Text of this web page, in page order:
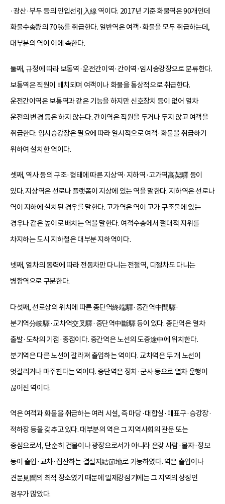
·광산·부두 등의 인입선引入線 역이다. 2017년 기준 화물역은 90개인데
화물수송량의 70％를 취급한다. 일반역은 여객·화물을 모두 취급하는데,
대부분의 역이 이에 속한다.
둘째, 규정에 따라 보통역·운전간이역·간이역·임시승강장으로 분류한다.
보통역은 직원이 배치되며 여객이나 화물을 통상적으로 취급한다.
운전간이역은 보통역과 같은 기능을 하지만 신호장치 등이 없어 열차
운전의 변경 등은 하지 않는다. 간이역은 직원을 두거나 두지 않고 여객을
취급한다. 임시승강장은 필요에 따라 일시적으로 여객·화물을 취급하기
위하여 설치한 역이다.
셋째, 역사 등의 구조·형태에 따른 지상역·지하역·고가역高架驛 등이
있다. 지상역은 선로나 플랫폼이 지상에 있는 역을 말한다. 지하역은 선로나
역이 지하에 설치된 경우를 말한다. 고가역은 역이 고가 구조물에 있는
경우나 같은 높이로 배치는 역을 말한다. 여객수송에서 절대적 지위를
차지하는 도시 지하철은 대부분 지하역이다.
넷째, 열차의 동력에 따라 전동차만 다니는 전철역, 디젤차도 다니는
병합역으로 구분한다.
다섯째, 선로상의 위치에 따른 종단역終端驛·중간역中間驛·
분기역分岐驛·교차역交叉驛·중단역中斷驛 등이 있다. 종단역은 열차
출발·도착의 기점·종점이다. 중간역은 노선의 도중途中에 위치한다.
분기역은 다른 노선이 갈라져 출입하는 역이다. 교차역은 두 개 노선이
엇갈리거나 마주친다는 역이다. 중단역은 정치·군사 등으로 열차 운행이
끊어진 역이다.
역은 여객과 화물을 취급하는 여러 시설, 즉 마당·대합실·매표구·승강장·
적하장 등을 갖추고 있다. 대부분의 역은 그 지역사회의 관문 또는
중심으로서, 단순히 건물이나 광장으로서가 아니라 온갖 사람·물자·정보
등이 출입·교차·집산하는 결절지結節地로 기능하였다. 역은 출입이나
견문見聞의 최적 장소였기 때문에 일제강점기에는 그 지역의 상징인
경우가 많았다.